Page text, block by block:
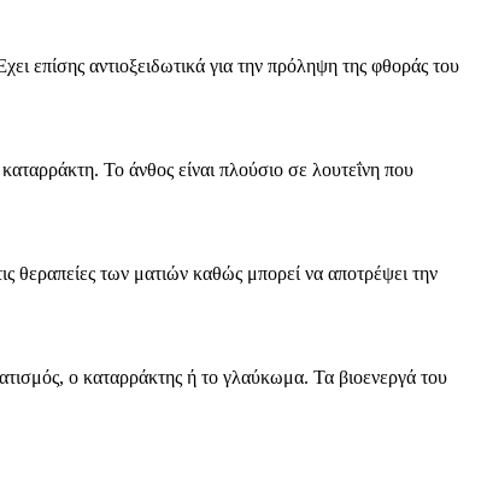
επίσης αντιοξειδωτικά για την πρόληψη της φθοράς του
Το άνθος είναι πλούσιο σε λουτεΐνη που
θεραπείες των ματιών καθώς μπορεί να αποτρέψει την
ο καταρράκτης ή το γλαύκωμα. Τα βιοενεργά του